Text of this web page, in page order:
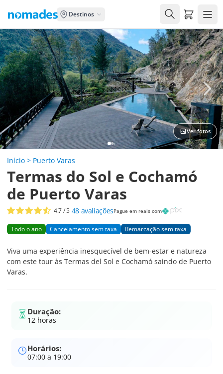
Destinos Carrito
Ver fotos
Início > Puerto Varas
Termas do Sol e Cochamó
de Puerto Varas
4.7/ 5 48 avaliaçõesPague em reais com
Todo o ano Cancelamento sem taxa Remarcação sem taxa
Viva uma experiência inesquecível de bem-estar e natureza
com este tour às Termas del Sol e Cochamó saindo de Puerto
Varas.
Duração:
12 horas
Horários:
07:00 a 19:00